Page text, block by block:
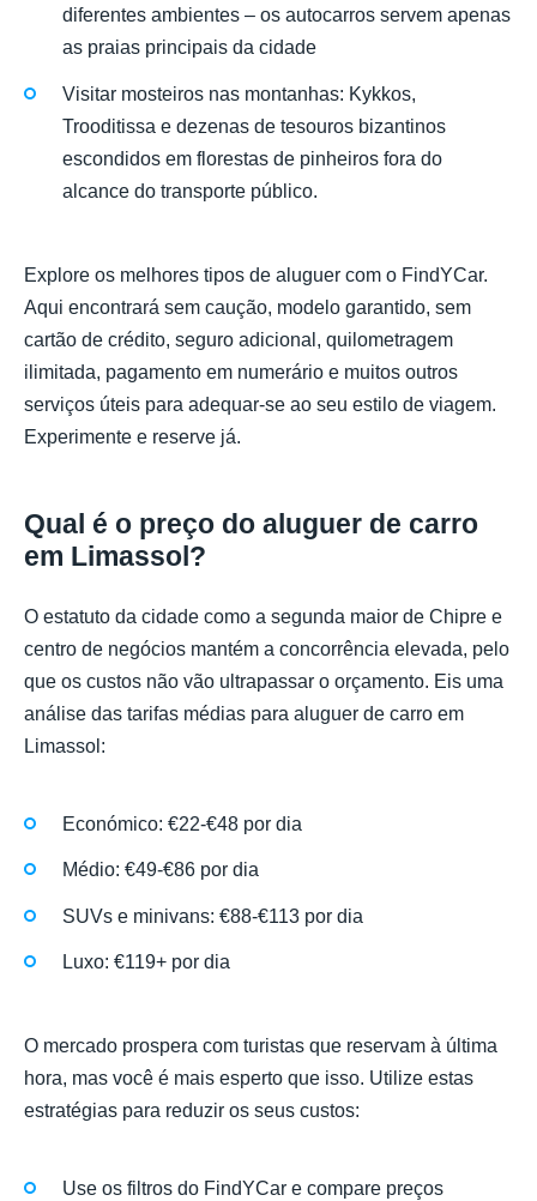
diferentes ambientes – os autocarros servem apenas
as praias principais da cidade
Visitar mosteiros nas montanhas: Kykkos,
Trooditissa e dezenas de tesouros bizantinos
escondidos em florestas de pinheiros fora do
alcance do transporte público.
Explore os melhores tipos de aluguer com o FindYCar.
Aqui encontrará sem caução, modelo garantido, sem
cartão de crédito, seguro adicional, quilometragem
ilimitada, pagamento em numerário e muitos outros
serviços úteis para adequar-se ao seu estilo de viagem.
Experimente e reserve já.
Qual é o preço do aluguer de carro
em Limassol?
O estatuto da cidade como a segunda maior de Chipre e
centro de negócios mantém a concorrência elevada, pelo
que os custos não vão ultrapassar o orçamento. Eis uma
análise das tarifas médias para aluguer de carro em
Limassol:
Económico: €22-€48 por dia
Médio: €49-€86 por dia
SUVs e minivans: €88-€113 por dia
Luxo: €119+ por dia
O mercado prospera com turistas que reservam à última
hora, mas você é mais esperto que isso. Utilize estas
estratégias para reduzir os seus custos:
Use os filtros do FindYCar e compare preços